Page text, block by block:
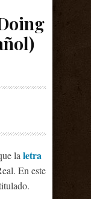
laletra
En este